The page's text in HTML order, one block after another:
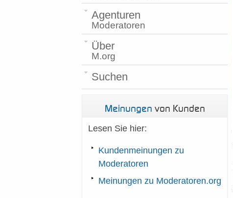
Agenturen
Moderatoren
Über
M.org
Suchen
Meinungen von Kunden
Lesen Sie hier:
Kundenmeinungen zu
Moderatoren
Meinungen zu Moderatoren.org